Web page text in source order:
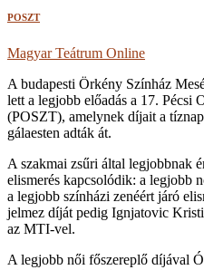
POSZT
Magyar Teátrum Online
A budapesti Örkény Színház
lett a legjobb előadás a 17. Pécsi
(POSZT), amelynek díjait a
gálaesten adták át.
A szakmai zsűri által legjobbnak
elismerés kapcsolódik: a legjobb
a legjobb színházi zenéért járó
jelmez díját pedig Ignjatovic
az MTI-vel.
A legjobb női főszereplő díjával